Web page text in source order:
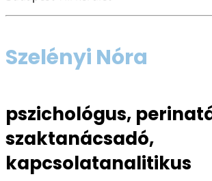
Szelényi Nóra
pszichológus,
szaktanácsadó,
kapcsolatanalitikus